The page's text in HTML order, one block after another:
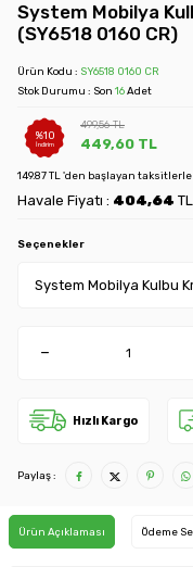
System Mobilya
(SY6518 0160 CR)
Ürün Kodu : SY6518 0160 CR
Stok Durumu : Son 16Adet
%10
İndirim
499,56TL
449,60 TL
149.87 TL 'den başlayan taksitlerle
Havale Fiyatı : 404,64 TL
Seçenekler
Hızlı Kargo
Paylaş :
Ürün Açıklaması Ödeme